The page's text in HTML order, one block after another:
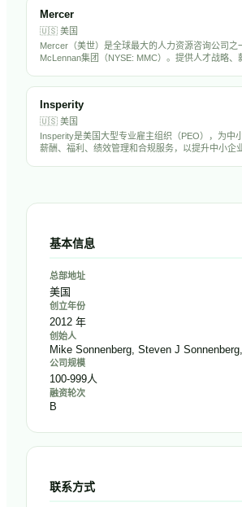
Mercer
🇺🇸 美国
Mercer（美世）是全球最大的人力资源咨询公司之
McLennan集团（NYSE: MMC）。提供人才战略、
Insperity
🇺🇸 美国
Insperity是美国大型专业雇主组织（PEO），为中
薪酬、福利、绩效管理和合规服务，以提升中小企
基本信息
总部地址
美国
创立年份
2012 年
创始人
Mike Sonnenberg, Steven J
公司规模
100-999人
融资轮次
B
联系方式